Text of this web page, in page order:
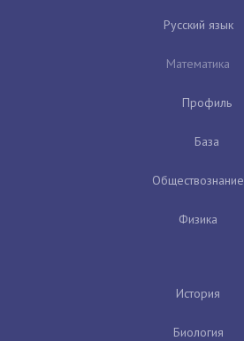
Русский язык
Математика
Профиль
База
Обществознание
Физика
История
Биология